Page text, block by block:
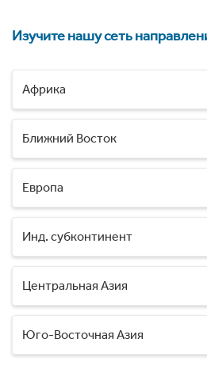
Изучите нашу сеть
Африка
Ближний Восток
Европа
Инд. субконтинент
Центральная Азия
Юго-Восточная Азия